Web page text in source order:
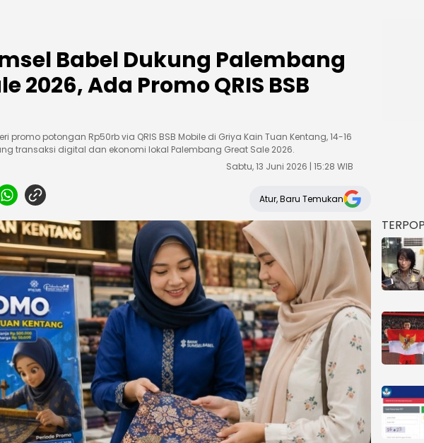
Babel Dukung Palembang
2026, Ada Promo QRIS BSB
promo potongan Rp50rb via QRIS BSB Mobile di Griya Kain Tuan Kentang, 14-16
transaksi digital dan ekonomi lokal Palembang Great Sale 2026.
Sabtu, 13 Juni 2026 | 15:28 WIB
Atur, Baru Temukan